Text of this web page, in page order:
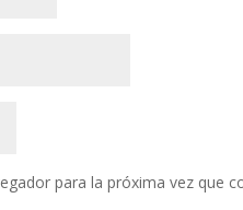
para la próxima vez que